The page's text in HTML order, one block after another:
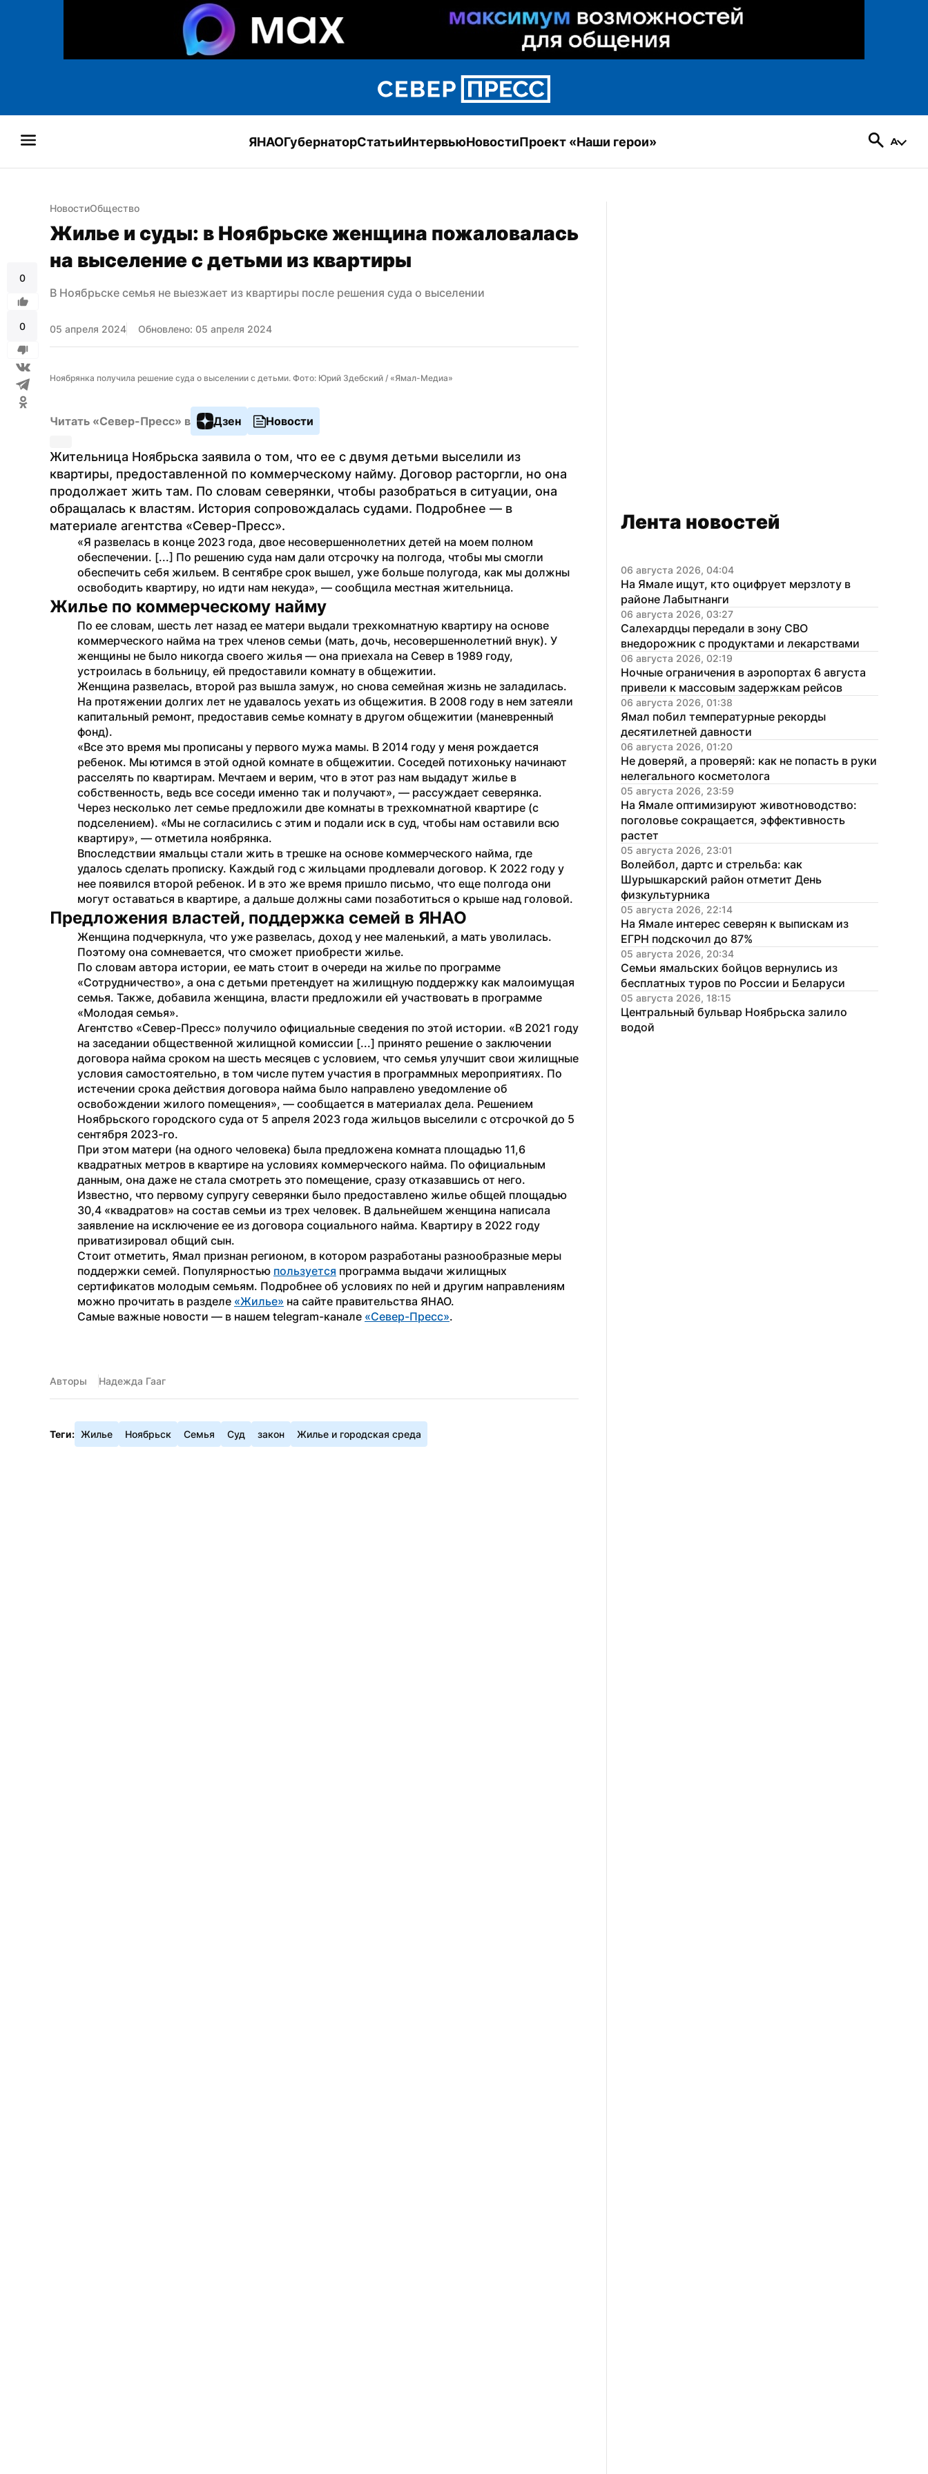
ЯНАОГубернаторСтатьиИнтервьюНовостиПроект «Наши герои»
0
0
НовостиОбщество
Жилье и суды: в Ноябрьске женщина пожаловалась
на выселение с детьми из квартиры
В Ноябрьске семья не выезжает из квартиры после решения суда о выселении
05 апреля 2024 Обновлено: 05 апреля 2024
Ноябрянка получила решение суда о выселении с детьми. Фото: Юрий Здебский / «Ямал-Медиа»
Читать «Север-Пресс» в Дзен Новости
Жительница Ноябрьска заявила о том, что ее с двумя детьми выселили из
квартиры, предоставленной по коммерческому найму. Договор расторгли, но она
продолжает жить там. По словам северянки, чтобы разобраться в ситуации, она
обращалась к властям. История сопровождалась судами. Подробнее — в
материале агентства «Север-Пресс».
«Я развелась в конце 2023 года, двое несовершеннолетних детей на моем полном
обеспечении. [...] По решению суда нам дали отсрочку на полгода, чтобы мы смогли
обеспечить себя жильем. В сентябре срок вышел, уже больше полугода, как мы должны
освободить квартиру, но идти нам некуда», — сообщила местная жительница.
Жилье по коммерческому найму
По ее словам, шесть лет назад ее матери выдали трехкомнатную квартиру на основе
коммерческого найма на трех членов семьи (мать, дочь, несовершеннолетний внук). У
женщины не было никогда своего жилья — она приехала на Север в 1989 году,
устроилась в больницу, ей предоставили комнату в общежитии.
Женщина развелась, второй раз вышла замуж, но снова семейная жизнь не заладилась.
На протяжении долгих лет не удавалось уехать из общежития. В 2008 году в нем затеяли
капитальный ремонт, предоставив семье комнату в другом общежитии (маневренный
фонд).
«Все это время мы прописаны у первого мужа мамы. В 2014 году у меня рождается
ребенок. Мы ютимся в этой одной комнате в общежитии. Соседей потихоньку начинают
расселять по квартирам. Мечтаем и верим, что в этот раз нам выдадут жилье в
собственность, ведь все соседи именно так и получают», — рассуждает северянка.
Через несколько лет семье предложили две комнаты в трехкомнатной квартире (с
подселением). «Мы не согласились с этим и подали иск в суд, чтобы нам оставили всю
квартиру», — отметила ноябрянка.
Впоследствии ямальцы стали жить в трешке на основе коммерческого найма, где
удалось сделать прописку. Каждый год с жильцами продлевали договор. К 2022 году у
нее появился второй ребенок. И в это же время пришло письмо, что еще полгода они
могут оставаться в квартире, а дальше должны сами позаботиться о крыше над головой.
Предложения властей, поддержка семей в ЯНАО
Женщина подчеркнула, что уже развелась, доход у нее маленький, а мать уволилась.
Поэтому она сомневается, что сможет приобрести жилье.
По словам автора истории, ее мать стоит в очереди на жилье по программе
«Сотрудничество», а она с детьми претендует на жилищную поддержку как малоимущая
семья. Также, добавила женщина, власти предложили ей участвовать в программе
«Молодая семья».
Агентство «Север-Пресс» получило официальные сведения по этой истории. «В 2021 году
на заседании общественной жилищной комиссии [...] принято решение о заключении
договора найма сроком на шесть месяцев с условием, что семья улучшит свои жилищные
условия самостоятельно, в том числе путем участия в программных мероприятиях. По
истечении срока действия договора найма было направлено уведомление об
освобождении жилого помещения», — сообщается в материалах дела. Решением
Ноябрьского городского суда от 5 апреля 2023 года жильцов выселили с отсрочкой до 5
сентября 2023-го.
При этом матери (на одного человека) была предложена комната площадью 11,6
квадратных метров в квартире на условиях коммерческого найма. По официальным
данным, она даже не стала смотреть это помещение, сразу отказавшись от него.
Известно, что первому супругу северянки было предоставлено жилье общей площадью
30,4 «квадратов» на состав семьи из трех человек. В дальнейшем женщина написала
заявление на исключение ее из договора социального найма. Квартиру в 2022 году
приватизировал общий сын.
Стоит отметить, Ямал признан регионом, в котором разработаны разнообразные меры
поддержки семей. Популярностью пользуется программа выдачи жилищных
сертификатов молодым семьям. Подробнее об условиях по ней и другим направлениям
можно прочитать в разделе «Жилье» на сайте правительства ЯНАО.
Самые важные новости — в нашем telegram-канале «Север-Пресс».
Авторы Надежда Гааг
Теги: Жилье Ноябрьск Семья Суд закон Жилье и городская среда
Лента новостей
06 августа 2026, 04:04
На Ямале ищут, кто оцифрует мерзлоту в
районе Лабытнанги
06 августа 2026, 03:27
Салехардцы передали в зону СВО
внедорожник с продуктами и лекарствами
06 августа 2026, 02:19
Ночные ограничения в аэропортах 6 августа
привели к массовым задержкам рейсов
06 августа 2026, 01:38
Ямал побил температурные рекорды
десятилетней давности
06 августа 2026, 01:20
Не доверяй, а проверяй: как не попасть в руки
нелегального косметолога
05 августа 2026, 23:59
На Ямале оптимизируют животноводство:
поголовье сокращается, эффективность
растет
05 августа 2026, 23:01
Волейбол, дартс и стрельба: как
Шурышкарский район отметит День
физкультурника
05 августа 2026, 22:14
На Ямале интерес северян к выпискам из
ЕГРН подскочил до 87%
05 августа 2026, 20:34
Семьи ямальских бойцов вернулись из
бесплатных туров по России и Беларуси
05 августа 2026, 18:15
Центральный бульвар Ноябрьска залило
водой